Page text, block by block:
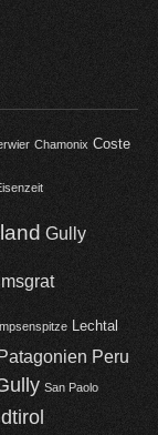
Chamonix Coste
Gully
Lechtal
Patagonien Peru
San Paolo